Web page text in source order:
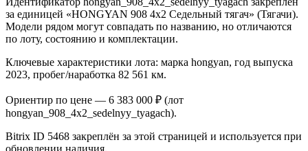
за единицей «HONGYAN 908 4x2 Седельный тягач» (Тягачи).
Модели рядом могут совпадать по названию, но отличаются
по лоту, состоянию и комплектации.
Ключевые характеристики лота: марка hongyan, год выпуска
2023, пробег/наработка 82 561 км.
Ориентир по цене — 6 383 000 ₽ (лот
hongyan_908_4x2_sedelnyy_tyagach).
Bitrix ID 5468 закреплён за этой страницей и используется при
обновлении наличия.